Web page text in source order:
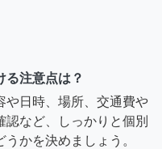
る注意点は？
や日時、場所、交通費や
など、しっかりと個別
かを決めましょう。